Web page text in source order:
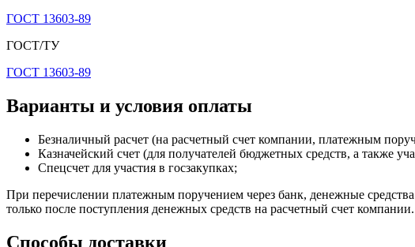
ГОСТ 13603-89
ГОСТ/ТУ
ГОСТ 13603-89
Варианты и условия оплаты
Безналичный расчет (на расчетный счет компании, платежным
Казначейский счет (для получателей бюджетных средств, а также
Спецсчет для участия в госзакупках;
При перечислении платежным поручением через банк, денежные
только после поступления денежных средств на расчетный счет компании.
Способы доставки